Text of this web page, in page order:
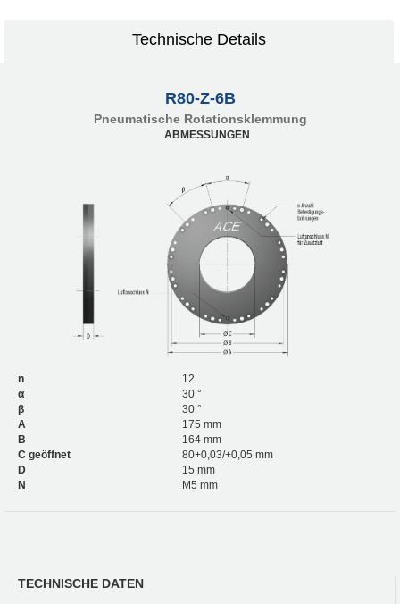
Technische Details
R80-Z-6B
Pneumatische Rotationsklemmung
ABMESSUNGEN
n
12
α
30 °
β
30 °
A
175 mm
B
164 mm
C geöffnet
80+0,03/+0,05 mm
D
15 mm
N
M5 mm
TECHNISCHE DATEN